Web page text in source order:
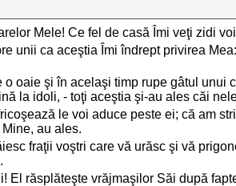
Mele! Ce fel de casă Îmi veţi zidi
unii ca aceştia Îmi îndrept privirea
oaie şi în acelaşi timp rupe gâtul unui
la idoli, - toţi aceştia şi-au ales căi
le voi aduce peste ei; că am
au ales.
fraţii voştri care vă urăsc şi vă
El răsplăteşte vrăjmaşilor Săi după